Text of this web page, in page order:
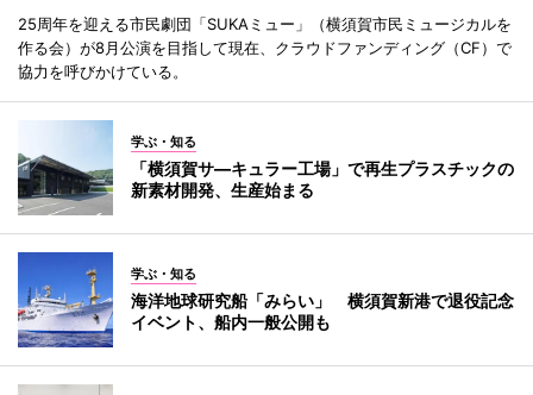
25周年を迎える市民劇団「SUKAミュー」（横須賀市民ミュージカルを
作る会）が8月公演を目指して現在、クラウドファンディング（CF）で
協力を呼びかけている。
学ぶ・知る
「横須賀サ―キュラー工場」で再生プラスチックの
新素材開発、生産始まる
学ぶ・知る
海洋地球研究船「みらい」 横須賀新港で退役記念
イベント、船内一般公開も